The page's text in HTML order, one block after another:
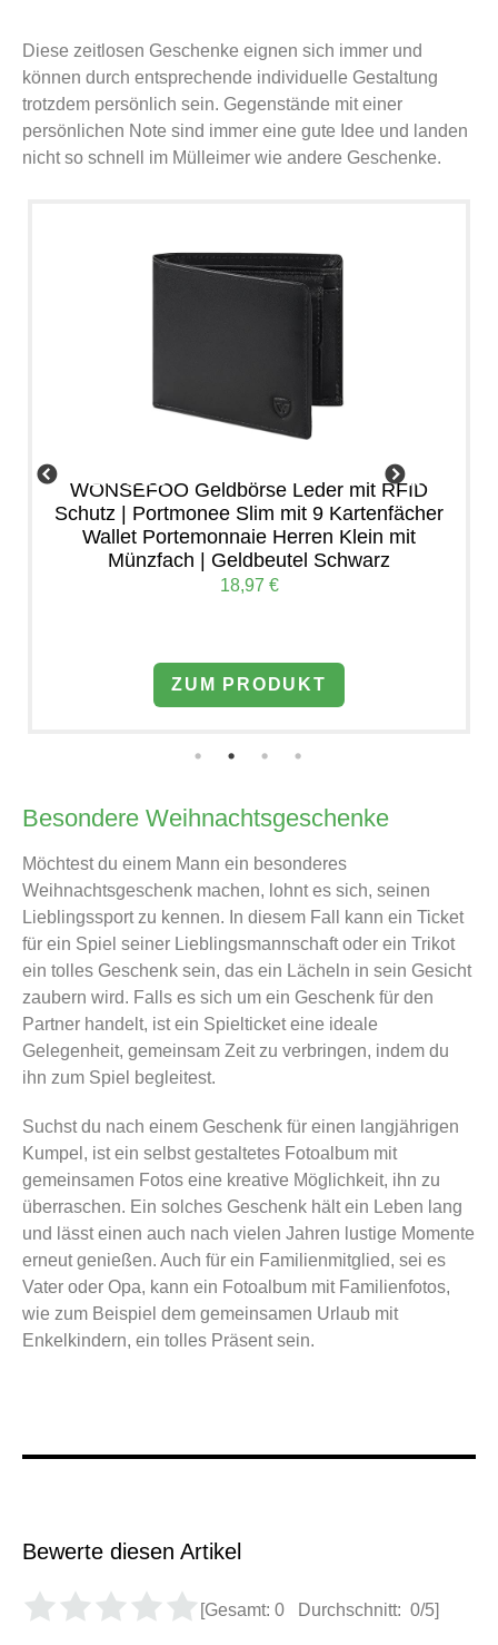
Diese zeitlosen Geschenke eignen sich immer und
können durch entsprechende individuelle Gestaltung
trotzdem persönlich sein. Gegenstände mit einer
persönlichen Note sind immer eine gute Idee und landen
nicht so schnell im Mülleimer wie andere Geschenke.
PREVIOUS
WONSEFOO Geldbörse Leder mit RFID
Schutz | Portmonee Slim mit 9 Kartenfächer
Wallet Portemonnaie Herren Klein mit
Münzfach | Geldbeutel Schwarz
18,97 €
ZUM PRODUKT
NEXT
Besondere Weihnachtsgeschenke
Möchtest du einem Mann ein besonderes
Weihnachtsgeschenk machen, lohnt es sich, seinen
Lieblingssport zu kennen. In diesem Fall kann ein Ticket
für ein Spiel seiner Lieblingsmannschaft oder ein Trikot
ein tolles Geschenk sein, das ein Lächeln in sein Gesicht
zaubern wird. Falls es sich um ein Geschenk für den
Partner handelt, ist ein Spielticket eine ideale
Gelegenheit, gemeinsam Zeit zu verbringen, indem du
ihn zum Spiel begleitest.
Suchst du nach einem Geschenk für einen langjährigen
Kumpel, ist ein selbst gestaltetes Fotoalbum mit
gemeinsamen Fotos eine kreative Möglichkeit, ihn zu
überraschen. Ein solches Geschenk hält ein Leben lang
und lässt einen auch nach vielen Jahren lustige Momente
erneut genießen. Auch für ein Familienmitglied, sei es
Vater oder Opa, kann ein Fotoalbum mit Familienfotos,
wie zum Beispiel dem gemeinsamen Urlaub mit
Enkelkindern, ein tolles Präsent sein.
Bewerte diesen Artikel
[Gesamt: 0 Durchschnitt: 0/5]